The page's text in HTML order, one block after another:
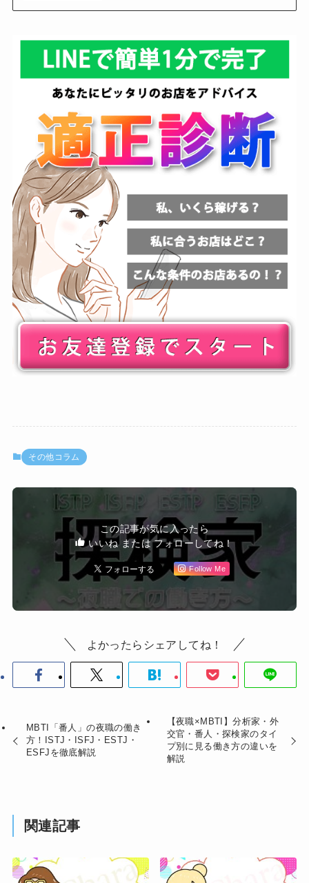
その他コラム
この記事が気に入ったら
いいね または フォローしてね！
Follow Me
よかったらシェアしてね！
MBTI「番人」の夜職の働き
方！ISTJ・ISFJ・ESTJ・
ESFJを徹底解説
【夜職×MBTI】分析家・外
交官・番人・探検家のタイ
プ別に見る働き方の違いを
解説
関連記事